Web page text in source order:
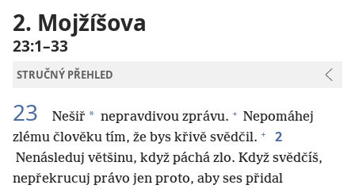
2. Mojžíšova
23:1–33
STRUČNÝ PŘEHLED
23 Nešiř * nepravdivou zprávu. + Nepomáhej
zlému člověku tím, že bys křivě svědčil. + 2
Nenásleduj většinu, když páchá zlo. Když svědčíš,
nepřekrucuj právo jen proto, aby ses přidal